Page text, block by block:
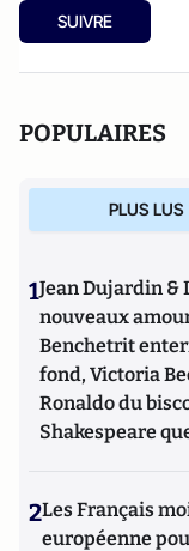
: Quand les réseaux
l'histoire(Serge
SUIVRE
POPULAIRES
PLUS LUS
1Jean Dujardin
nouveaux
Benchetrit
fond, Victoria
Ronaldo du
Shakespeare
2Les Français
européenne